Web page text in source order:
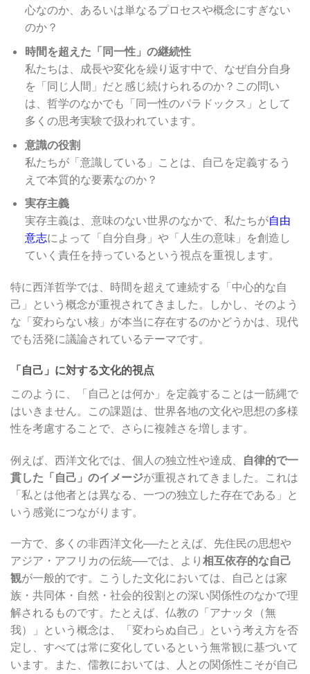
心なのか、あるいは単なるプロセスや概念にすぎない
のか？
時間を超えた「同一性」の継続性
私たちは、成長や変化を繰り返す中で、なぜ自分自身
を「同じ人間」だと感じ続けられるのか？この問い
は、哲学のなかでも「同一性のパラドックス」として
多くの思考実験で扱われています。
意識の役割
私たちが「意識している」ことは、自己を定義するう
えで本質的な要素なのか？
実存主義
実存主義は、意味のない世界のなかで、私たちが自由
意志によって「自分自身」や「人生の意味」を創造し
ていく責任を持っているという視点を重視します。
特に西洋哲学では、時間を超えて連続する「中心的な自
己」という概念が重視されてきました。しかし、そのよう
な「変わらない核」が本当に存在するのかどうかは、現代
でも活発に議論されているテーマです。
「自己」に対する文化的視点
このように、「自己とは何か」を定義することは一筋縄で
はいきません。この課題は、世界各地の文化や思想の多様
性を考慮することで、さらに複雑さを増します。
例えば、西洋文化では、個人の独立性や達成、
自律的で一
貫した「自己」のイメージが重視されてきました。これは
「私とは他者とは異なる、一つの独立した存在である」と
いう感覚につながります。
一方で、多くの非西洋文化──たとえば、先住民の思想や
アジア・アフリカの伝統──では、より 相互依存的な自己
観が一般的です。こうした文化においては、自己とは家
族・共同体・自然・社会的役割との深い関係性のなかで理
解されるものです。たとえば、仏教の「アナッタ（無
我）」という概念は、「変わらぬ自己」という考え方を否
定し、すべては常に変化しているという無常観に基づいて
います。また、儒教においては、人との関係性こそが自己